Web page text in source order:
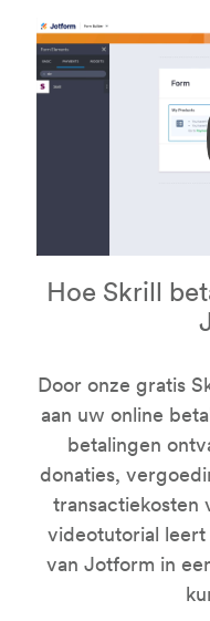
Hoe Skrill
Door onze gratis
aan uw online
betalingen
donaties,
transactiekosten
videotutorial
van Jotform in